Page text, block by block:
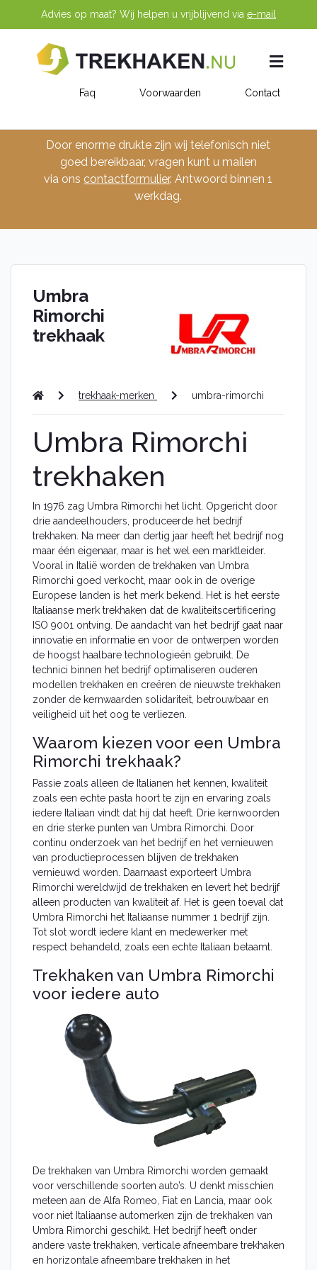
Advies op maat? Wij helpen u vrijblijvend via e-mail
Faq Voorwaarden Contact
Trekhaken
Vaste trekhaak
Afneembare trekhaak
Verticaal afneembare trekhaak (BMU)
Elektrisch wegdraaibare trekhaak brink Next
Automerken
Alfa Romeo
Audi
Fiat
Hyundai
Jaguar
Jeep
Kia
Lexus
Mazda
Mercedes
Nissan
Peugeot
Opel
Renault
Seat
Skoda
Suzuki
Volvo
Volkswagen
Toyota
Polestar
BYD
Trekhaak merken
Brink trekhaak
Westfalia trekhaak
GDW trekhaak
Aragon trekhaak
URBENI trekhaak
La Fuente trekhaak
Steinhof trekhaak
Imiola trekhaak
Oris trekhaak
Tow-Trust trekhaak
Witter trekhaak
Umbra Rimorchi trekhaak
Rameder trekhaak
AUTO-HAK trekhaak
Kennisbank
Dealer login
Door enorme drukte zijn wij telefonisch niet
goed bereikbaar, vragen kunt u mailen
via ons contactformulier. Antwoord binnen 1
werkdag.
Umbra
Rimorchi
trekhaak
trekhaak-merken umbra-rimorchi
Umbra Rimorchi
trekhaken
In 1976 zag Umbra Rimorchi het licht. Opgericht door
drie aandeelhouders, produceerde het bedrijf
trekhaken. Na meer dan dertig jaar heeft het bedrijf nog
maar één eigenaar, maar is het wel een marktleider.
Vooral in Italië worden de trekhaken van Umbra
Rimorchi goed verkocht, maar ook in de overige
Europese landen is het merk bekend. Het is het eerste
Italiaanse merk trekhaken dat de kwaliteitscertificering
ISO 9001 ontving. De aandacht van het bedrijf gaat naar
innovatie en informatie en voor de ontwerpen worden
de hoogst haalbare technologieën gebruikt. De
technici binnen het bedrijf optimaliseren ouderen
modellen trekhaken en creëren de nieuwste trekhaken
zonder de kernwaarden solidariteit, betrouwbaar en
veiligheid uit het oog te verliezen.
Waarom kiezen voor een Umbra
Rimorchi trekhaak?
Passie zoals alleen de Italianen het kennen, kwaliteit
zoals een echte pasta hoort te zijn en ervaring zoals
iedere Italiaan vindt dat hij dat heeft. Drie kernwoorden
en drie sterke punten van Umbra Rimorchi. Door
continu onderzoek van het bedrijf en het vernieuwen
van productieprocessen blijven de trekhaken
vernieuwd worden. Daarnaast exporteert Umbra
Rimorchi wereldwijd de trekhaken en levert het bedrijf
alleen producten van kwaliteit af. Het is geen toeval dat
Umbra Rimorchi het Italiaanse nummer 1 bedrijf zijn.
Tot slot wordt iedere klant en medewerker met
respect behandeld, zoals een echte Italiaan betaamt.
Trekhaken van Umbra Rimorchi
voor iedere auto
De trekhaken van Umbra Rimorchi worden gemaakt
voor verschillende soorten auto’s. U denkt misschien
meteen aan de Alfa Romeo, Fiat en Lancia, maar ook
voor niet Italiaanse automerken zijn de trekhaken van
Umbra Rimorchi geschikt. Het bedrijf heeft onder
andere vaste trekhaken, verticale afneembare trekhaken
en horizontale afneembare trekhaken in het